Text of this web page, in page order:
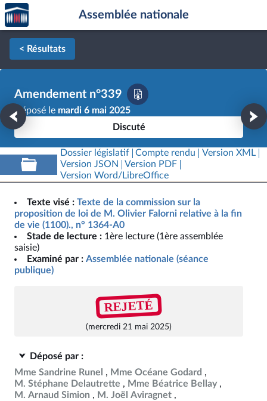
Aller au contenu
Aller en bas de la page
Accèder
à la
page
d'accueil
Assemblée nationale
< Résultats
Amendement n°339
Déposé le mardi 6 mai 2025
Discuté
Dossier législatif Compte rendu
Version XML
Version JSON
Version PDF
Version Word/LibreOffice
Texte visé : Texte de la commission sur la
proposition de loi de M. Olivier Falorni relative à la fin
de vie (1100)., n° 1364-A0
Stade de lecture : 1ère lecture (1ère assemblée
saisie)
Examiné par : Assemblée nationale (séance
publique)
REJETÉ
(mercredi 21 mai 2025)
Déposé par :
Mme Sandrine Runel
Mme Océane Godard
M. Stéphane Delautrette
Mme Béatrice Bellay
M. Arnaud Simion
M. Joël Aviragnet